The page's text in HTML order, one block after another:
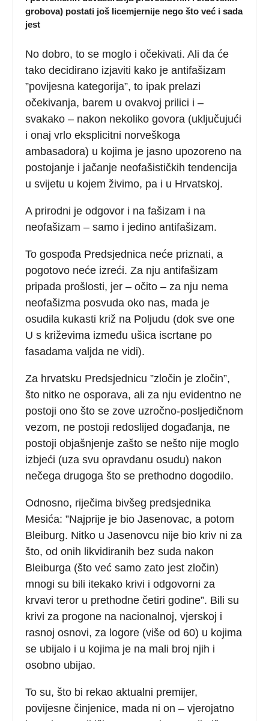
grobova) postati još licemjernije nego što već i sada
jest
No dobro, to se moglo i očekivati. Ali da će
tako decidirano izjaviti kako je antifašizam
”povijesna kategorija”, to ipak prelazi
očekivanja, barem u ovakvoj prilici i –
svakako – nakon nekoliko govora (uključujući
i onaj vrlo eksplicitni norveškoga
ambasadora) u kojima je jasno upozoreno na
postojanje i jačanje neofašističkih tendencija
u svijetu u kojem živimo, pa i u Hrvatskoj.
A prirodni je odgovor i na fašizam i na
neofašizam – samo i jedino antifašizam.
To gospođa Predsjednica neće priznati, a
pogotovo neće izreći. Za nju antifašizam
pripada prošlosti, jer – očito – za nju nema
neofašizma posvuda oko nas, mada je
osudila kukasti križ na Poljudu (dok sve one
U s križevima između ušica iscrtane po
fasadama valjda ne vidi).
Za hrvatsku Predsjednicu ”zločin je zločin”,
što nitko ne osporava, ali za nju evidentno ne
postoji ono što se zove uzročno-posljedičnom
vezom, ne postoji redoslijed događanja, ne
postoji objašnjenje zašto se nešto nije moglo
izbjeći (uza svu opravdanu osudu) nakon
nečega drugoga što se prethodno dogodilo.
Odnosno, riječima bivšeg predsjednika
Mesića: ”Najprije je bio Jasenovac, a potom
Bleiburg. Nitko u Jasenovcu nije bio kriv ni za
što, od onih likvidiranih bez suda nakon
Bleiburga (što već samo zato jest zločin)
mnogi su bili itekako krivi i odgovorni za
krvavi teror u prethodne četiri godine”. Bili su
krivi za progone na nacionalnoj, vjerskoj i
rasnoj osnovi, za logore (više od 60) u kojima
se ubijalo i u kojima je na mali broj njih i
osobno ubijao.
To su, što bi rekao aktualni premijer,
povijesne činjenice, mada ni on – vjerojatno